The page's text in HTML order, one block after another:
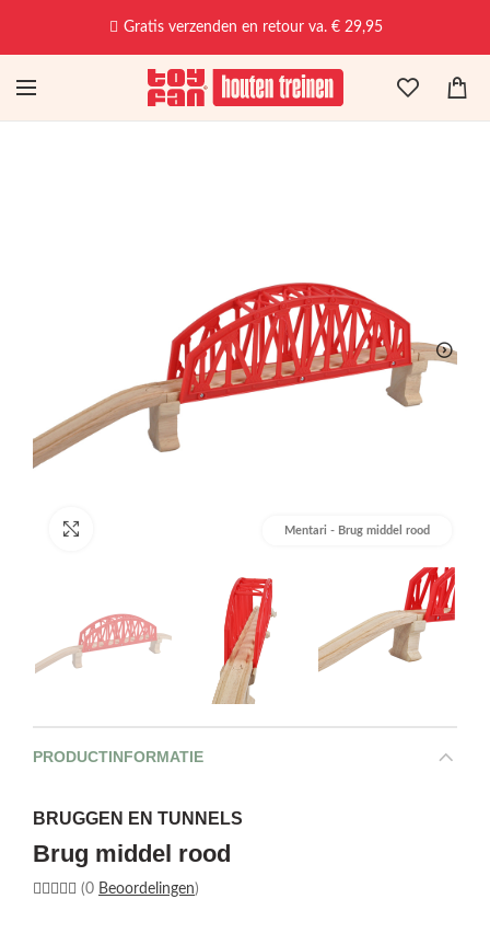
Gratis verzenden en retour va. € 29,95
Mentari - Brug middel rood
PRODUCTINFORMATIE
BRUGGEN EN TUNNELS
Brug middel rood
(0 Beoordelingen)